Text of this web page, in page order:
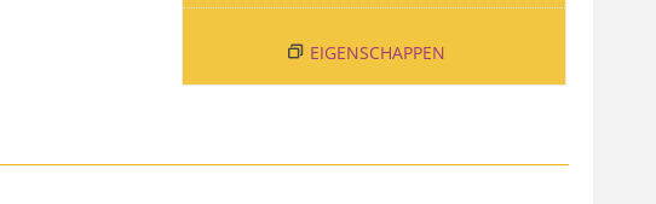
EIGENSCHAPPEN